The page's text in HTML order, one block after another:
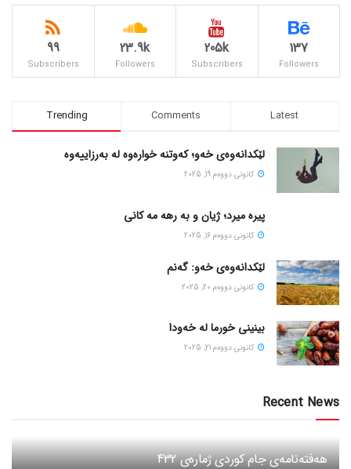
137
Followers
205k
Subscribers
23.9k
Followers
99
Subscribers
Trending Comments Latest
لێکدانەوەی خەو؛ کەوتنە خوارەوە لە بەرزاییەوە
كانونی دووه‌م 19, 2025
پیره میرد؛ ژیان و به رهه مه کانی
كانونی دووه‌م 16, 2025
لێکدانەوەی خەو: گەنم
كانونی دووه‌م 20, 2025
بینینی خورما لە خەودا
كانونی دووه‌م 21, 2025
Recent News
هەفتەنامەی جام کوردی ژمارەی 432